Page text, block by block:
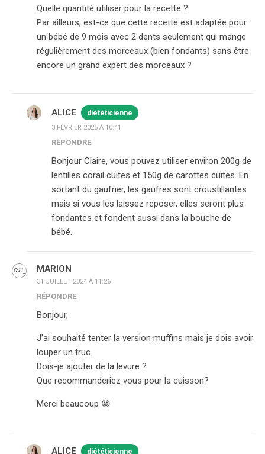
Quelle quantité utiliser pour la recette ?
Par ailleurs, est-ce que cette recette est adaptée pour
un bébé de 9 mois avec 2 dents seulement qui mange
régulièrement des morceaux (bien fondants) sans être
encore un grand expert des morceaux ?
ALICE diététicienne
3 FÉVRIER 2025 À 10:41
RÉPONDRE
Bonjour Claire, vous pouvez utiliser environ 200g de
lentilles corail cuites et 150g de carottes cuites. En
sortant du gaufrier, les gaufres sont croustillantes
mais si vous les laissez reposer, elles seront plus
fondantes et fondent aussi dans la bouche de
bébé.
MARION
31 JUILLET 2024 À 11:26
RÉPONDRE
Bonjour,
J’ai souhaité tenter la version muffins mais je dois avoir
louper un truc.
Dois-je ajouter de la levure ?
Que recommanderiez vous pour la cuisson?
Merci beaucoup 😀
ALICE diététicienne